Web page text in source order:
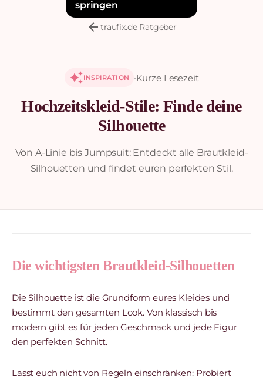
arrow_backtraufix.de Ratgeber
auto_awesomeINSPIRATION ·Kurze Lesezeit
Hochzeitskleid-Stile: Finde deine
Silhouette
Von A-Linie bis Jumpsuit: Entdeckt alle Brautkleid-
Silhouetten und findet euren perfekten Stil.
Die wichtigsten Brautkleid-Silhouetten
Die Silhouette ist die Grundform eures Kleides und
bestimmt den gesamten Look. Von klassisch bis
modern gibt es für jeden Geschmack und jede Figur
den perfekten Schnitt.
Lasst euch nicht von Regeln einschränken: Probiert
springen